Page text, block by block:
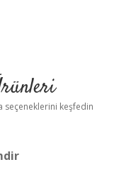
seçeneklerini keşfedin